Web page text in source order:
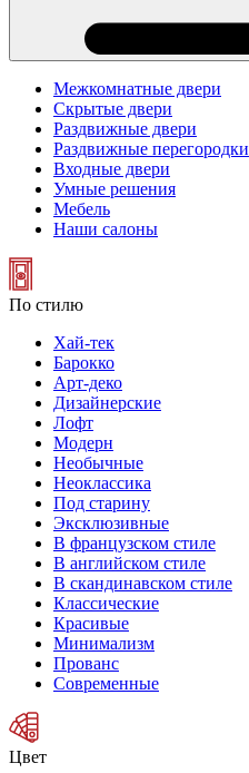
Межкомнатные двери
Скрытые двери
Раздвижные двери
Раздвижные перегородки
Входные двери
Умные решения
Мебель
Наши салоны
По стилю
Хай-тек
Барокко
Арт-деко
Дизайнерские
Лофт
Модерн
Необычные
Неоклассика
Под старину
Эксклюзивные
В французском стиле
В английском стиле
В скандинавском стиле
Классические
Красивые
Минимализм
Прованс
Современные
Цвет